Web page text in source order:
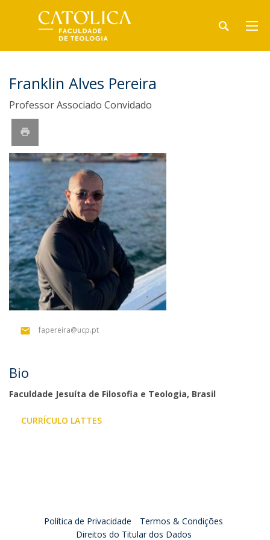
Franklin Alves Pereira
Professor Associado Convidado
fapereira@ucp.pt
Bio
Faculdade Jesuíta de Filosofia e Teologia, Brasil
CURRÍCULO LATTES
Política de Privacidade
Termos & Condições
Direitos do Titular dos Dados